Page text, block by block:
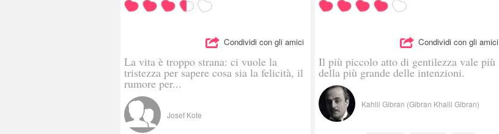
Condividi con gli amici
La vita è troppo strana: ci vuole la
tristezza per sapere cosa sia la felicità, il
rumore per...
Josef Kote
Condividi con gli amici
Il più piccolo atto di gentilezza vale più
della più grande delle intenzioni.
Kahlil Gibran (Gibran Khalil Gibran)